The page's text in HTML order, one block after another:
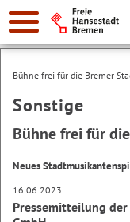
Suche:
Bühne frei für die Bremer
Sonstige
Bühne frei für
Neues
16.06.2023
Pressemitteilung